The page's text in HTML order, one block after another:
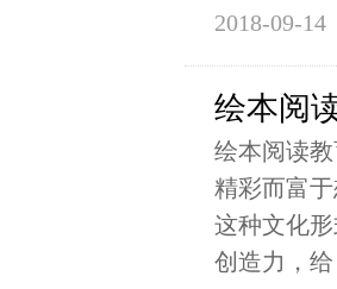
2018-09-14
绘本阅
绘本阅读
精彩而富
这种文化
创造力，给